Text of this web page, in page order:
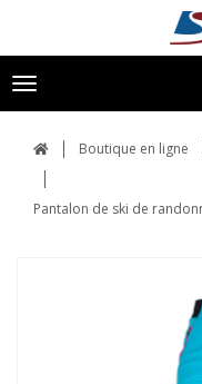
Toggle
navigation
Boutique en ligne
Pantalon de ski de